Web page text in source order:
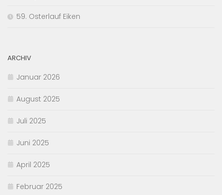
59. Osterlauf Eiken
ARCHIV
Januar 2026
August 2025
Juli 2025
Juni 2025
April 2025
Februar 2025